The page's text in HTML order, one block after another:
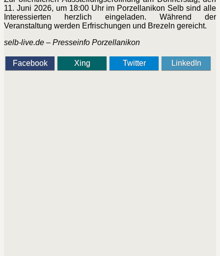
11. Juni 2026, um 18:00 Uhr im Porzellanikon Selb sind alle
Interessierten herzlich eingeladen. Während der
Veranstaltung werden Erfrischungen und Brezeln gereicht.
selb-live.de – Presseinfo Porzellanikon
Facebook Xing Twitter LinkedIn